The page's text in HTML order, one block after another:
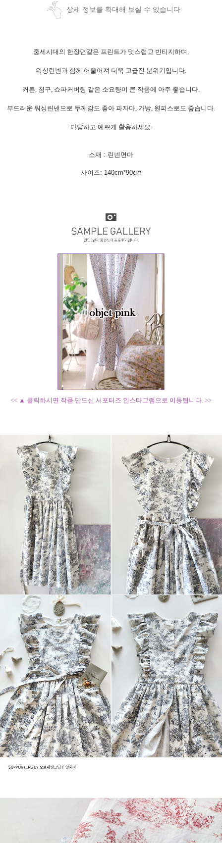
상세 정보를 확대해 보실 수 있습니다
중세시대의 한장면같은 프린트가 멋스럽고 빈티지하며,
워싱린넨과 함께 어울어져 더욱 고급진 분위기입니다.
커튼, 침구, 쇼파커버링 같은 소요량이 큰 작품에 아주 좋습니다.
부드러운 워싱린넨으로 두께감도 좋아 파자마, 가방, 원피스로도 좋습니다.
다양하고 예쁘게 활용하세요.
소재 : 린넨면마
사이즈: 140cm*90cm
<< ▲ 클릭하시면 작품 만드신 서포터즈 인스타그램으로 이동됩니다. >>